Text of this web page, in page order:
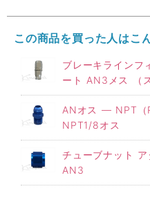
この商品を買った人はこ
ブレーキラインフ
ート AN3メス （
ANオス ― NPT（
NPT1/8オス
チューブナット
AN3